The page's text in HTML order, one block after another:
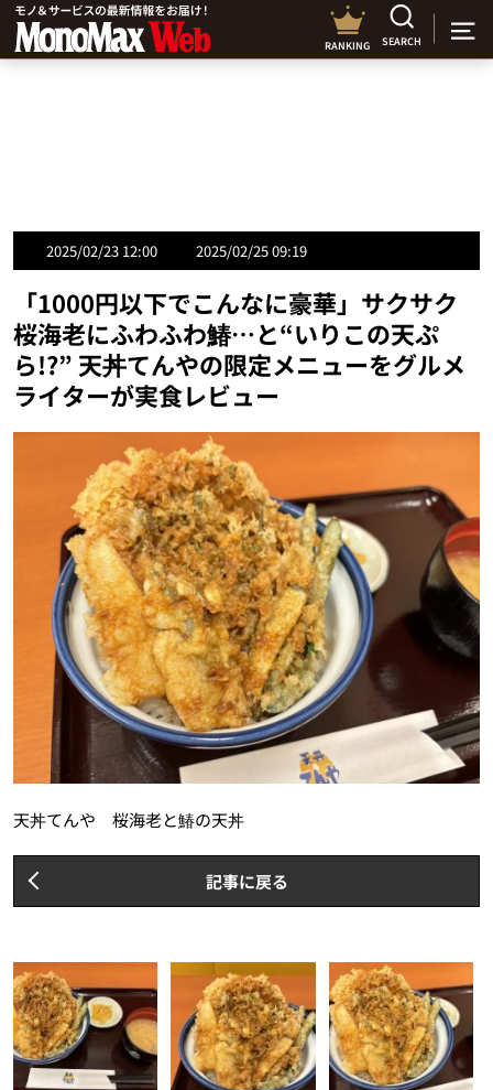
RANKING SEARCH
2025/02/23 12:00 2025/02/25 09:19
「1000円以下でこんなに豪華」サクサク
桜海老にふわふわ鰆…と“いりこの天ぷ
ら!?” 天丼てんやの限定メニューをグルメ
ライターが実食レビュー
天丼てんや 桜海老と鰆の天丼
記事に戻る